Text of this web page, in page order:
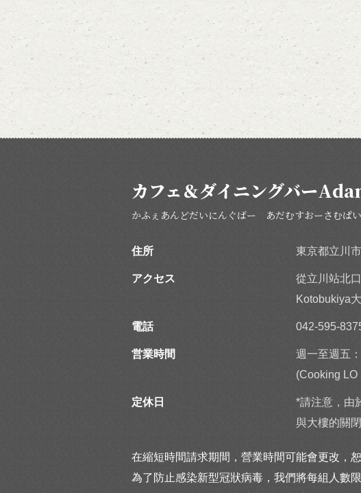
カフェ＆ダイニングバー
かふぇあんどだいにんぐばー あだむすおーさむぱ
住所 東京都立川
アクセス
從立川站北
Kotobukiya
電話 042-595-
営業時間
週一至週五
(Cooking LO
定休日
*請注意，由
與大樓的關
在縮短時間請求期間，營業時間可能會更改，恕
為了防止感染新型冠狀病毒，我們將每組人數